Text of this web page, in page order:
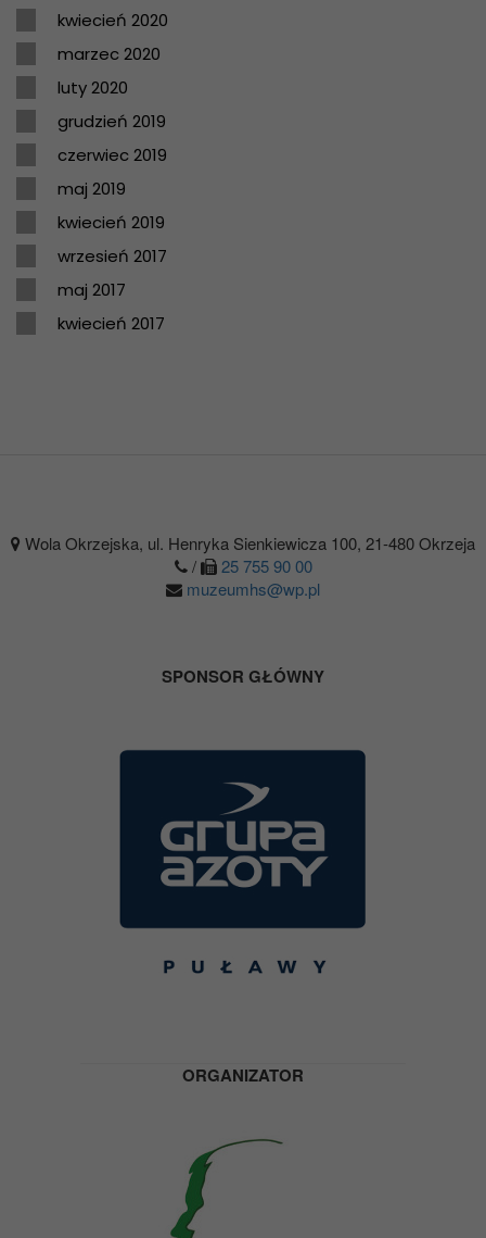
kwiecień 2020
marzec 2020
luty 2020
grudzień 2019
czerwiec 2019
maj 2019
kwiecień 2019
wrzesień 2017
maj 2017
kwiecień 2017
Wola Okrzejska, ul. Henryka Sienkiewicza 100, 21-480 Okrzeja
/
25 755 90 00
muzeumhs@wp.pl
SPONSOR GŁÓWNY
ORGANIZATOR